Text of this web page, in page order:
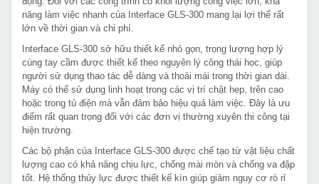
năng làm việc nhanh của Interface GLS-300 mang lại lợi thế rất
lớn về thời gian và chi phí.
Interface GLS-300 sở hữu thiết kế nhỏ gọn, trọng lượng hợp lý
cùng tay cầm được thiết kế theo nguyên lý công thái học, giúp
người sử dụng thao tác dễ dàng và thoải mái trong thời gian dài.
Máy có thể sử dụng linh hoạt trong các vị trí chật hẹp, trên cao
hoặc trong tủ điện mà vẫn đảm bảo hiệu quả làm việc. Đây là ưu
điểm rất quan trọng đối với các đơn vị thường xuyên thi công tại
hiện trường.
Các bộ phận của Interface GLS-300 được chế tạo từ vật liệu chất
lượng cao có khả năng chịu lực, chống mài mòn và chống va đập
tốt. Hệ thống thủy lực được thiết kế kín giúp giảm nguy cơ rò rỉ